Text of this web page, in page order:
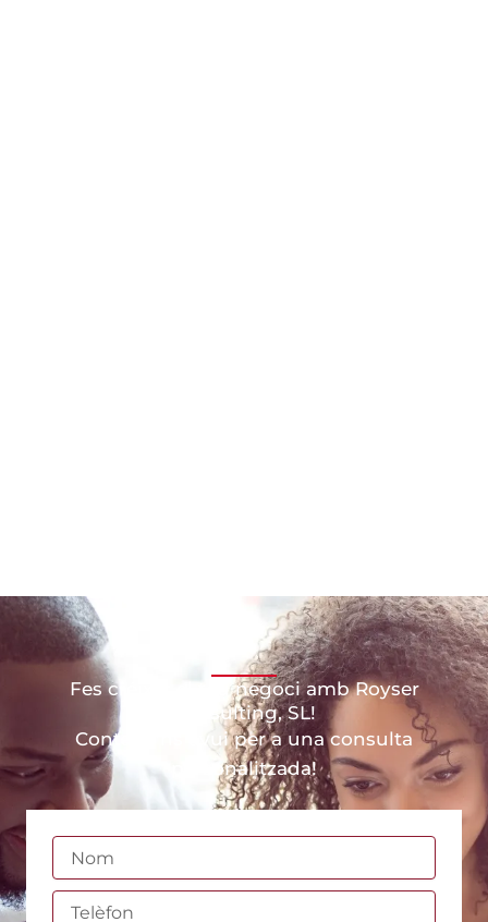
Fes créixer el teu negoci amb Royser
Consulting, SL!
Contacti'ns avui per a una consulta
personalitzada!